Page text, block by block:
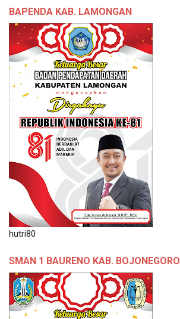
BAPENDA KAB. LAMONGAN
hutri80
SMAN 1 BAURENO KAB. BOJONEGORO